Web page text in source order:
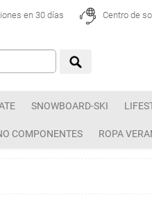
en 30 días Centro de
SNOWBOARD-SKI
COMPONENTES ROPA